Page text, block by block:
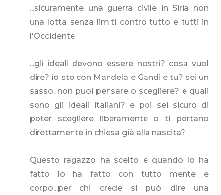
...sicuramente una guerra civile in Siria non
una lotta senza limiti contro tutto e tutti in
l'Occidente
...gli ideali devono essere nostri? cosa vuol
dire? io sto con Mandela e Gandi e tu? sei un
sasso, non puoi pensare o scegliere? e quali
sono gli ideali italiani? e poi sei sicuro di
poter scegliere liberamente o ti portano
direttamente in chiesa già alla nascita?
Questo ragazzo ha scelto e quando lo ha
fatto lo ha fatto con tutto mente e
corpo...per chi crede si può dire una